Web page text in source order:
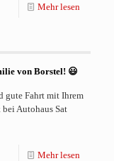
Mehr lesen
von Borstel! 😃
gute Fahrt mit Ihrem
Autohaus Sat
Mehr lesen